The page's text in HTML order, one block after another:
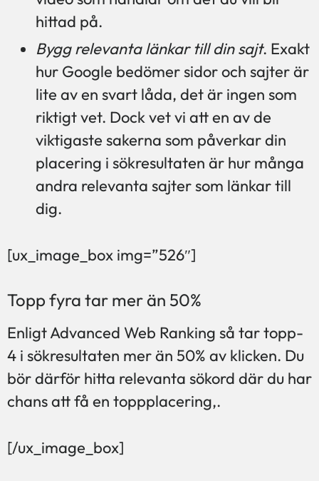
hittad på.
Bygg relevanta länkar till din sajt. Exakt
hur Google bedömer sidor och sajter är
lite av en svart låda, det är ingen som
riktigt vet. Dock vet vi att en av de
viktigaste sakerna som påverkar din
placering i sökresultaten är hur många
andra relevanta sajter som länkar till
dig.
[ux_image_box img=”526″]
Topp fyra tar mer än 50%
Enligt Advanced Web Ranking så tar topp-
4 i sökresultaten mer än 50% av klicken. Du
bör därför hitta relevanta sökord där du har
chans att få en toppplacering,.
[/ux_image_box]